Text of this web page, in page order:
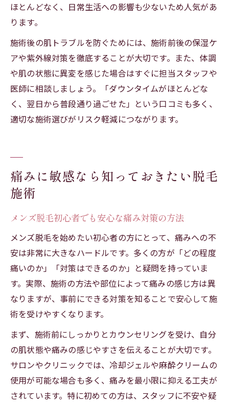
ほとんどなく、日常生活への影響も少ないため人気があ
ります。
施術後の肌トラブルを防ぐためには、施術前後の保湿ケ
アや紫外線対策を徹底することが大切です。また、体調
や肌の状態に異変を感じた場合はすぐに担当スタッフや
医師に相談しましょう。「ダウンタイムがほとんどな
く、翌日から普段通り過ごせた」という口コミも多く、
適切な施術選びがリスク軽減につながります。
痛みに敏感なら知っておきたい脱毛
施術
メンズ脱毛初心者でも安心な痛み対策の方法
メンズ脱毛を始めたい初心者の方にとって、痛みへの不
安は非常に大きなハードルです。多くの方が「どの程度
痛いのか」「対策はできるのか」と疑問を持っていま
す。実際、施術の方法や部位によって痛みの感じ方は異
なりますが、事前にできる対策を知ることで安心して施
術を受けやすくなります。
まず、施術前にしっかりとカウンセリングを受け、自分
の肌状態や痛みの感じやすさを伝えることが大切です。
サロンやクリニックでは、冷却ジェルや麻酔クリームの
使用が可能な場合も多く、痛みを最小限に抑える工夫が
されています。特に初めての方は、スタッフに不安や疑